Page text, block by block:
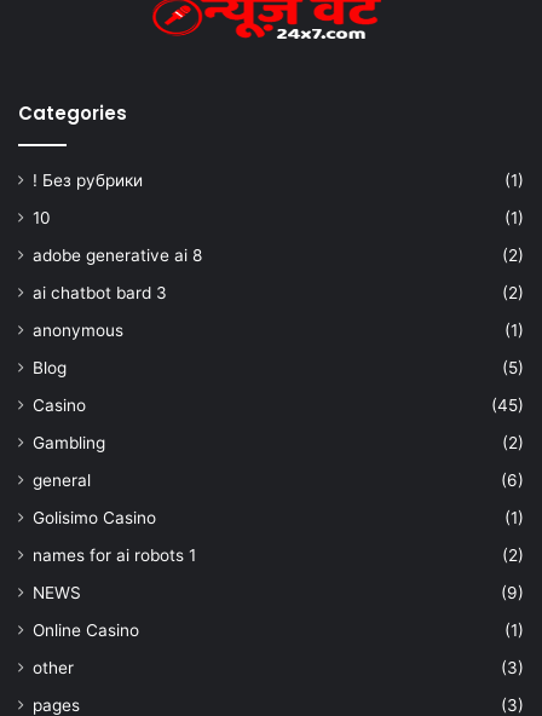
Categories
! Без рубрики
(1)
10
(1)
adobe generative ai 8
(2)
ai chatbot bard 3
(2)
anonymous
(1)
Blog
(5)
Casino
(45)
Gambling
(2)
general
(6)
Golisimo Casino
(1)
names for ai robots 1
(2)
NEWS
(9)
Online Casino
(1)
other
(3)
pages
(3)